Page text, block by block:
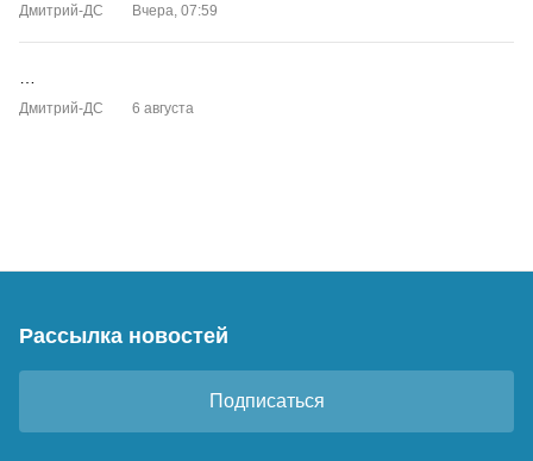
Дмитрий-ДС Вчера, 07:59
Дмитрий-ДС 6 августа
Рассылка новостей
Подписаться